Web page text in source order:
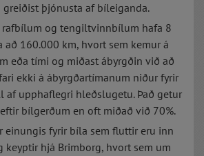
greiðist þjónusta af bíleiganda.
og tengiltvinnbílum hafa 8
að 160.000 km, hvort sem kemur á
eða tími og miðast ábyrgðin við að
ekki á ábyrgðartímanum niður fyrir
upphaflegri hleðslugetu. Það getur
bílgerðum en oft miðað við 70%.
einungis fyrir bíla sem fluttir eru inn
keyptir hjá Brimborg, hvort sem um